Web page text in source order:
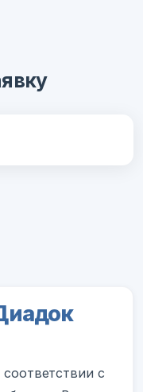
с